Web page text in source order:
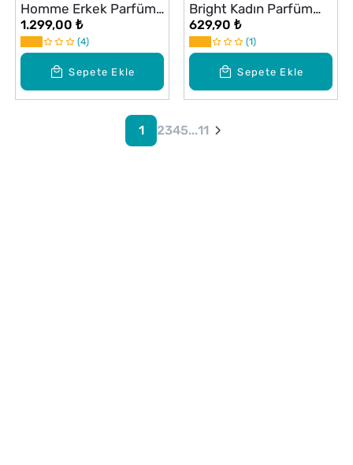
Sepete Ekle
Homme Erkek Parfüm
EDT 125 ml
1.299,00 ₺
4
Sepete Ekle
Bright Kadın Parfüm
EDP 50 ml
629,90 ₺
1
1 2345...11